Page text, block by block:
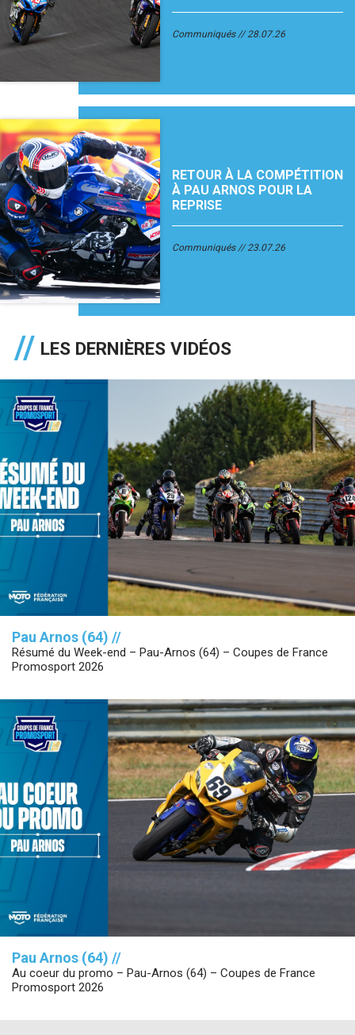
Communiqués 28.07.26
RETOUR À LA COMPÉTITION
À PAU ARNOS POUR LA
REPRISE
Communiqués 23.07.26
LES DERNIÈRES VIDÉOS
Pau Arnos (64) //
Résumé du Week-end – Pau-Arnos (64) – Coupes de France
Promosport 2026
Pau Arnos (64) //
Au coeur du promo – Pau-Arnos (64) – Coupes de France
Promosport 2026